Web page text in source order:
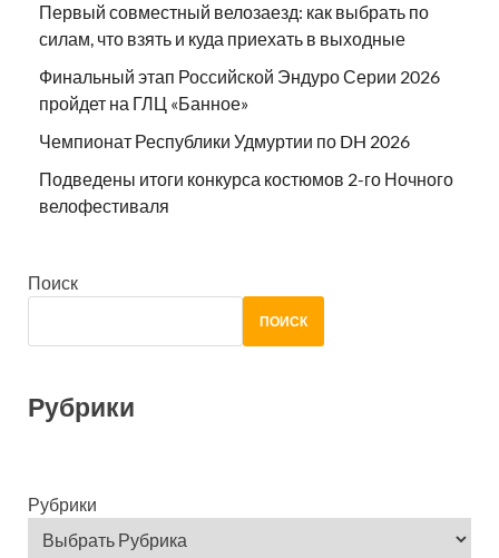
Первый совместный велозаезд: как выбрать по
силам, что взять и куда приехать в выходные
Финальный этап Российской Эндуро Серии 2026
пройдет на ГЛЦ «Банное»
Чемпионат Республики Удмуртии по DH 2026
Подведены итоги конкурса костюмов 2-го Ночного
велофестиваля
Поиск
ПОИСК
Рубрики
Рубрики